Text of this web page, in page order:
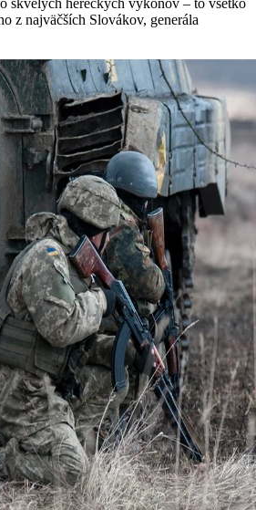
skvelých hereckých výkonov – to všetko
z najväčších Slovákov, generála